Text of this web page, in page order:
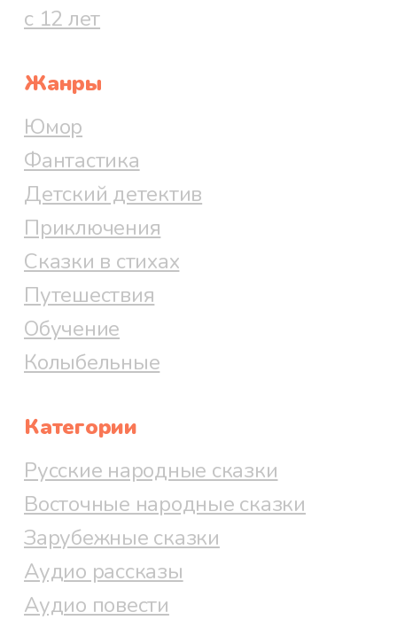
с 12 лет
Жанры
Юмор
Фантастика
Детский детектив
Приключения
Сказки в стихах
Путешествия
Обучение
Колыбельные
Категории
Русские народные сказки
Восточные народные сказки
Зарубежные сказки
Аудио рассказы
Аудио повести